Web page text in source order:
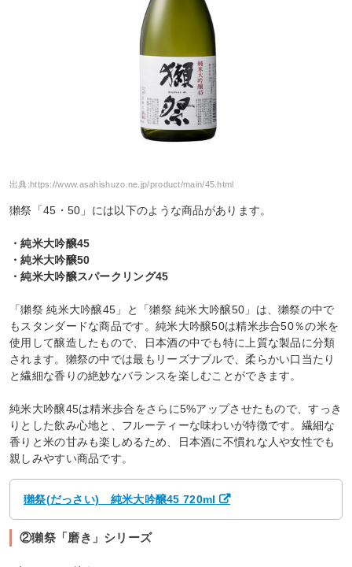
出典:https://www.asahishuzo.ne.jp/product/main/45.html
獺祭「45・50」には以下のような商品があります。
・純米大吟醸45
・純米大吟醸50
・純米大吟醸スパークリング45
「獺祭 純米大吟醸45」と「獺祭 純米大吟醸50」は、獺祭の中で
もスタンダードな商品です。純米大吟醸50は精米歩合50％の米を
使用して醸造したもので、日本酒の中でも特に上質な製品に分類
されます。獺祭の中では最もリーズナブルで、柔らかい口当たり
と繊細な香りの絶妙なバランスを楽しむことができます。
純米大吟醸45は精米歩合をさらに5%アップさせたもので、すっき
りとした飲み心地と、フルーティーな味わいが特徴です。繊細な
香りと米の甘みも楽しめるため、日本酒に不慣れな人や女性でも
親しみやすい商品です。
獺祭(だっさい) 純米大吟醸45 720ml
②獺祭「磨き」シリーズ